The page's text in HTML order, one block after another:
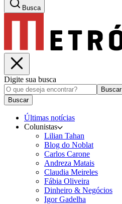
Busca
Digite sua busca
Buscar
Buscar
Últimas notícias
Colunistas
Lilian Tahan
Blog do Noblat
Carlos Carone
Andreza Matais
Claudia Meireles
Fábia Oliveira
Dinheiro & Negócios
Igor Gadelha